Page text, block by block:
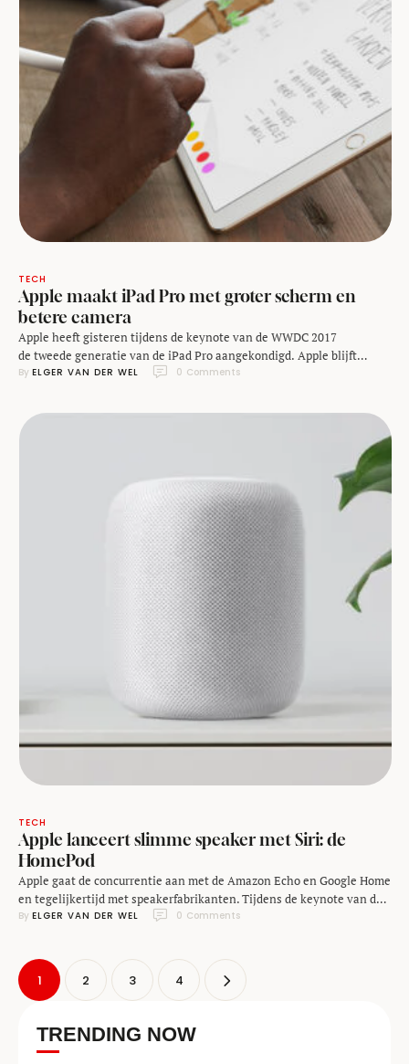
TECH
Apple maakt iPad Pro met groter scherm en
betere camera
Apple heeft gisteren tijdens de keynote van de WWDC 2017
de tweede generatie van de iPad Pro aangekondigd. Apple blijft
daarbij een normale en een grote versie aanbieden, maar het scherm
rond het scherm dunner te maken heb je voortaan een display van
10,5 inch …
By ELGER VAN DER WEL 0 Comments
TECH
Apple lanceert slimme speaker met Siri: de
HomePod
Apple gaat de concurrentie aan met de Amazon Echo en Google Home
en tegelijkertijd met speakerfabrikanten. Tijdens de keynote van de
WWDC 2017 heeft het bedrijf de HomePod aangekondigd: een slimme
By ELGER VAN DER WEL 0 Comments
1 2 3 4
TRENDING NOW